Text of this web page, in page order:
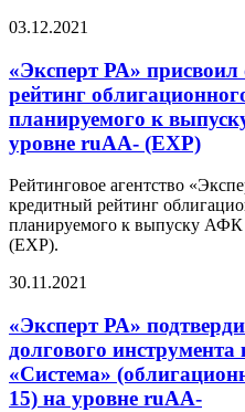
03.12.2021
«Эксперт РА»
рейтинг
планируемого к
уровне ruАA- (EXP)
Рейтинговое агентство
кредитный рейтинг
планируемого к выпуску
(EXP).
30.11.2021
«Эксперт РА»
долгового
«Система»
15) на уровне ruAА-